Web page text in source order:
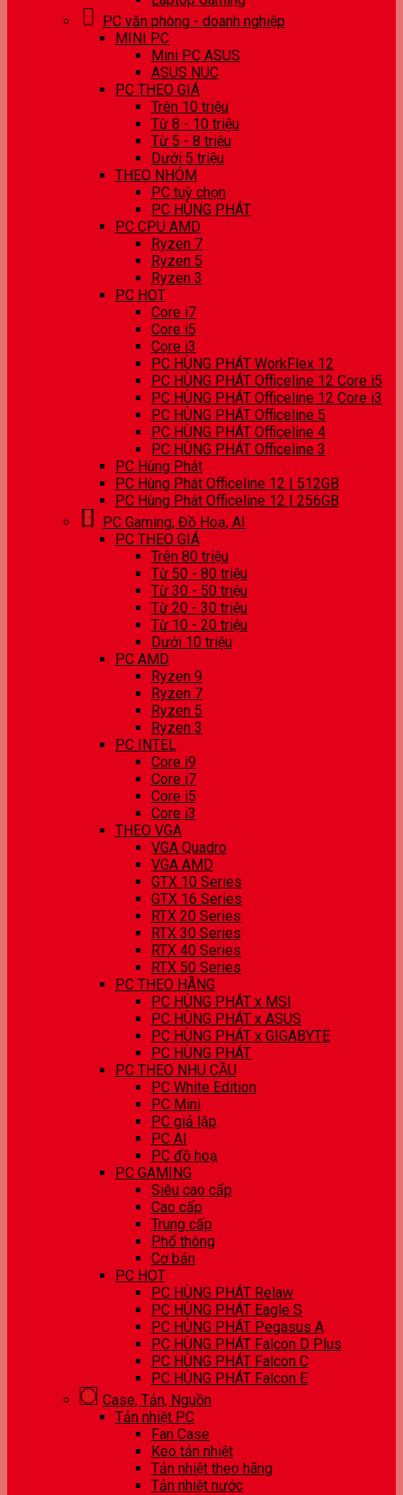
PC văn phòng - doanh nghiệp
MINI PC
Mini PC ASUS
ASUS NUC
PC THEO GIÁ
Trên 10 triệu
Từ 8 - 10 triệu
Từ 5 - 8 triệu
Dưới 5 triệu
THEO NHÓM
PC tuỳ chọn
PC HÙNG PHÁT
PC CPU AMD
Ryzen 7
Ryzen 5
Ryzen 3
PC HOT
Core i7
Core i5
Core i3
PC HÙNG PHÁT WorkFlex 12
PC HÙNG PHÁT Officeline 12 Core i5
PC HÙNG PHÁT Officeline 12 Core i3
PC HÙNG PHÁT Officeline 5
PC HÙNG PHÁT Officeline 4
PC HÙNG PHÁT Officeline 3
PC Hùng Phát
PC Hùng Phát Officeline 12 | 512GB
PC Hùng Phát Officeline 12 | 256GB
PC Gaming, Đồ Hoạ, AI
PC THEO GIÁ
Trên 80 triệu
Từ 50 - 80 triệu
Từ 30 - 50 triệu
Từ 20 - 30 triệu
Từ 10 - 20 triệu
Dưới 10 triệu
PC AMD
Ryzen 9
Ryzen 7
Ryzen 5
Ryzen 3
PC INTEL
Core i9
Core i7
Core i5
Core i3
THEO VGA
VGA Quadro
VGA AMD
GTX 10 Series
GTX 16 Series
RTX 20 Series
RTX 30 Series
RTX 40 Series
RTX 50 Series
PC THEO HÃNG
PC HÙNG PHÁT x MSI
PC HÙNG PHÁT x ASUS
PC HÙNG PHÁT x GIGABYTE
PC HÙNG PHÁT
PC THEO NHU CẦU
PC White Edition
PC Mini
PC giả lập
PC AI
PC đồ hoạ
PC GAMING
Siêu cao cấp
Cao cấp
Trung cấp
Phổ thông
Cơ bản
PC HOT
PC HÙNG PHÁT Relaw
PC HÙNG PHÁT Eagle S
PC HÙNG PHÁT Pegasus A
PC HÙNG PHÁT Falcon D Plus
PC HÙNG PHÁT Falcon C
PC HÙNG PHÁT Falcon E
Case, Tản, Nguồn
Tản nhiệt PC
Fan Case
Keo tản nhiệt
Tản nhiệt theo hãng
Tản nhiệt nước